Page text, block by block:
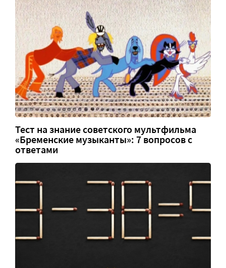
Тест на знание советского мультфильма
«Бременские музыканты»: 7 вопросов с
ответами